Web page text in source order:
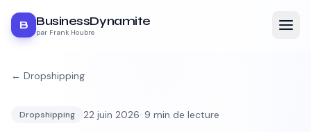
B BusinessDynamite
par Frank Houbre
← Dropshipping
Dropshipping 22 juin 2026· 9 min de lecture